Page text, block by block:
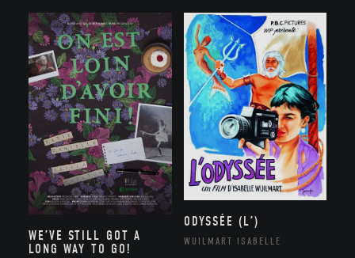
WE’VE STILL GOT A
LONG WAY TO GO!
ODYSSÉE (L’)
WUILMART ISABELLE